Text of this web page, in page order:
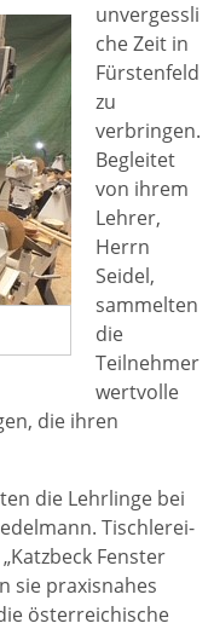
unvergessli
che Zeit in
Fürstenfeld
zu
verbringen.
Begleitet
von ihrem
Lehrer,
Herrn
Seidel,
sammelten
die
Teilnehmer
wertvolle
die ihren
die Lehrlinge bei
Tischlerei-
Fenster
sie praxisnahes
österreichische